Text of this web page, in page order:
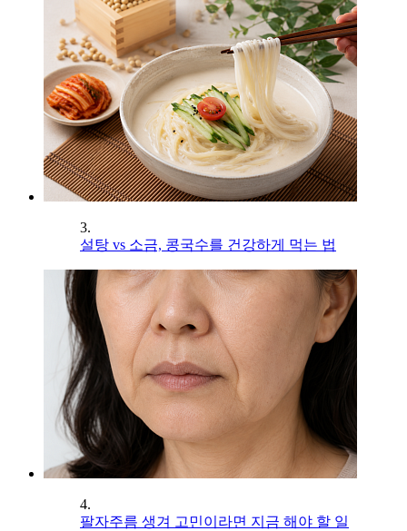
3.
설탕 vs 소금, 콩국수를 건강하게 먹는 법
4.
팔자주름 생겨 고민이라면 지금 해야 할 일